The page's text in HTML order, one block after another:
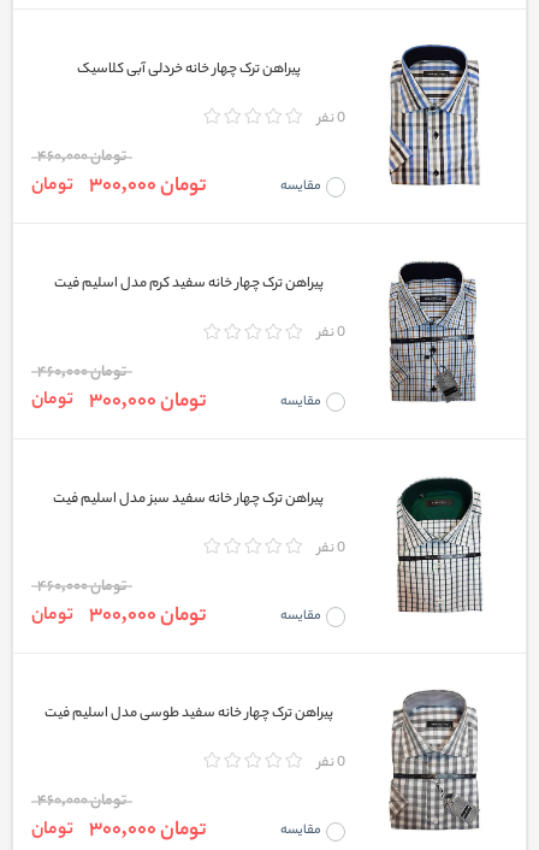
پیراهن ترک چهار خانه خردلی آبی کلاسیک
0 نفر
مقایسه
تومان 460,000
تومان 300,000 تومان
پیراهن ترک چهار خانه سفید کرم مدل اسلیم فیت
0 نفر
مقایسه
تومان 460,000
تومان 300,000 تومان
پیراهن ترک چهار خانه سفید سبز مدل اسلیم فیت
0 نفر
مقایسه
تومان 460,000
تومان 300,000 تومان
پیراهن ترک چهار خانه سفید طوسی مدل اسلیم فیت
0 نفر
مقایسه
تومان 460,000
تومان 300,000 تومان